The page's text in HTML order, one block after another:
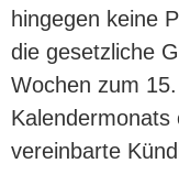
hingegen keine
die gesetzliche
Wochen zum
vereinbarte